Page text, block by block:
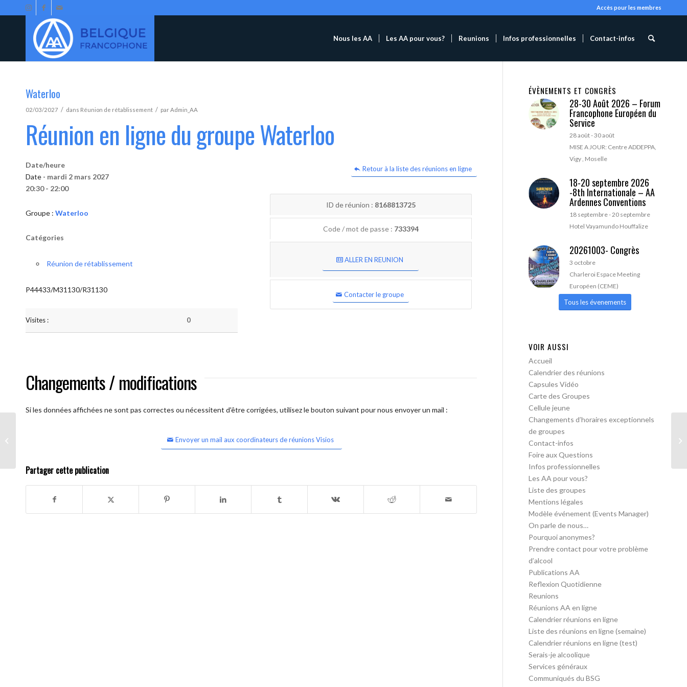
Accès pour les membres
Nous les AA Les AA pour vous? Reunions Infos professionnelles Contact-infos
Waterloo
02/03/2027 / dans Réunion de rétablissement / parAdmin_AA
Réunion en ligne du groupe Waterloo
Retour à la liste des réunions en ligne
Date/heure
Date - mardi 2 mars 2027
20:30 - 22:00
Groupe : Waterloo
Catégories
Réunion de rétablissement
P44433/M31130/R31130
Visites : 0
ID de réunion : 8168813725
Code / mot de passe : 733394
ALLER EN REUNION
Contacter le groupe
Changements / modifications
Si les données affichées ne sont pas correctes ou nécessitent d'être corrigées, utilisez le bouton suivant pour nous envoyer un mail :
Envoyer un mail aux coordinateurs de réunions Visios
Partager cette publication
ÉVÈNEMENTS ET CONGRÈS
28-30 Août 2026 – Forum
Francophone Européen du
Service
28 août-30 août
MISE A JOUR: Centre ADDEPPA,
Vigy , Moselle
18-20 septembre 2026
-8th Internationale – AA
Ardennes Conventions
18 septembre-20 septembre
Hotel Vayamundo Houffalize
20261003- Congrès
3 octobre
Charleroi Espace Meeting
Européen (CEME)
Tous les évenements
VOIR AUSSI
Accueil
Calendrier des réunions
Capsules Vidéo
Carte des Groupes
Cellule jeune
Changements d’horaires exceptionnels
de groupes
Contact-infos
Foire aux Questions
Infos professionnelles
Les AA pour vous?
Liste des groupes
Mentions légales
Modèle événement (Events Manager)
On parle de nous…
Pourquoi anonymes?
Prendre contact pour votre problème
d’alcool
Publications AA
Reflexion Quotidienne
Reunions
Réunions AA en ligne
Calendrier réunions en ligne
Liste des réunions en ligne (semaine)
Calendrier réunions en ligne (test)
Serais-je alcoolique
Services généraux
Communiqués du BSG